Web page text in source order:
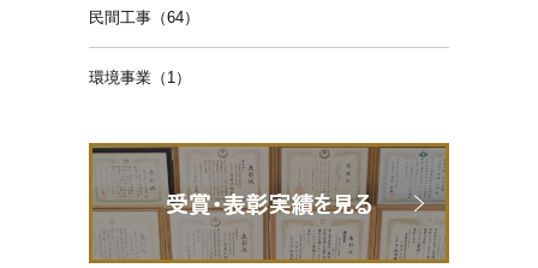
民間工事（64）
環境事業（1）